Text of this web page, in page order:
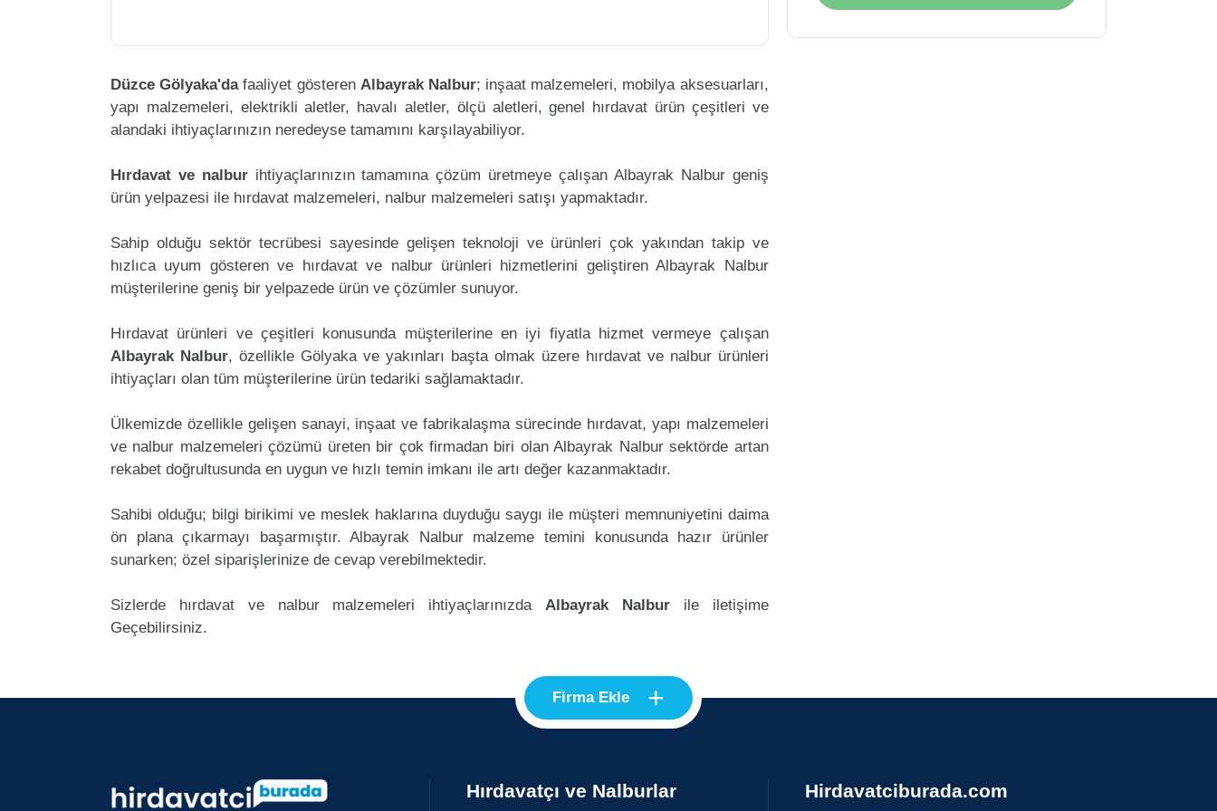
Düzce Gölyaka'dafaaliyet gösteren Albayrak Nalbur; inşaat malzemeleri, mobilya aksesuarları,
yapı malzemeleri, elektrikli aletler, havalı aletler, ölçü aletleri, genel hırdavat ürün çeşitleri ve
alandaki ihtiyaçlarınızın neredeyse tamamını karşılayabiliyor.
Hırdavat ve nalburihtiyaçlarınızın tamamına çözüm üretmeye çalışan Albayrak Nalbur geniş
ürün yelpazesi ile hırdavat malzemeleri, nalbur malzemeleri satışı yapmaktadır.
Sahip olduğu sektör tecrübesi sayesinde gelişen teknoloji ve ürünleri çok yakından takip ve
hızlıca uyum gösteren ve hırdavat ve nalbur ürünleri hizmetlerini geliştiren Albayrak Nalbur
müşterilerine geniş bir yelpazede ürün ve çözümler sunuyor.
Hırdavat ürünleri ve çeşitleri konusunda müşterilerine en iyi fiyatla hizmet vermeye çalışan
Albayrak Nalbur, özellikle Gölyaka ve yakınları başta olmak üzere hırdavat ve nalbur ürünleri
ihtiyaçları olan tüm müşterilerine ürün tedariki sağlamaktadır.
Ülkemizde özellikle gelişen sanayi, inşaat ve fabrikalaşma sürecinde hırdavat, yapı malzemeleri
ve nalbur malzemeleri çözümü üreten bir çok firmadan biri olan Albayrak Nalbur sektörde artan
rekabet doğrultusunda en uygun ve hızlı temin imkanı ile artı değer kazanmaktadır.
Sahibi olduğu; bilgi birikimi ve meslek haklarına duyduğu saygı ile müşteri memnuniyetini daima
ön plana çıkarmayı başarmıştır. Albayrak Nalbur malzeme temini konusunda hazır ürünler
sunarken; özel siparişlerinize de cevap verebilmektedir.
Sizlerde hırdavat ve nalbur malzemeleri ihtiyaçlarınızda Albayrak Nalburile iletişime
Geçebilirsiniz.
Firma Ekle +
Hırdavatçı ve Nalburlar Hirdavatciburada.com